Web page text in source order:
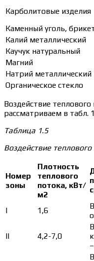
Карболитовые изделия
Каменный уголь,
Калий металлический
Каучук натуральный
Магний
Натрий металлический
Органическое стекло
Воздействие
рассматриваем в табл.
Таблица 1.5
Воздействие
Номер
зоны
Плотность
теплового
потока, кВт/
м2
I
1,6
II 4,2-7,0